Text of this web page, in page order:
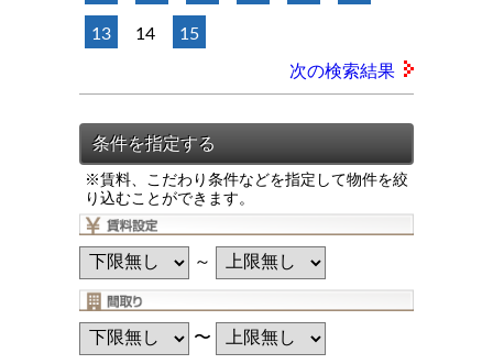
13 14 15
次の検索結果
※賃料、こだわり条件などを指定して物件を絞
り込むことができます。
～
〜